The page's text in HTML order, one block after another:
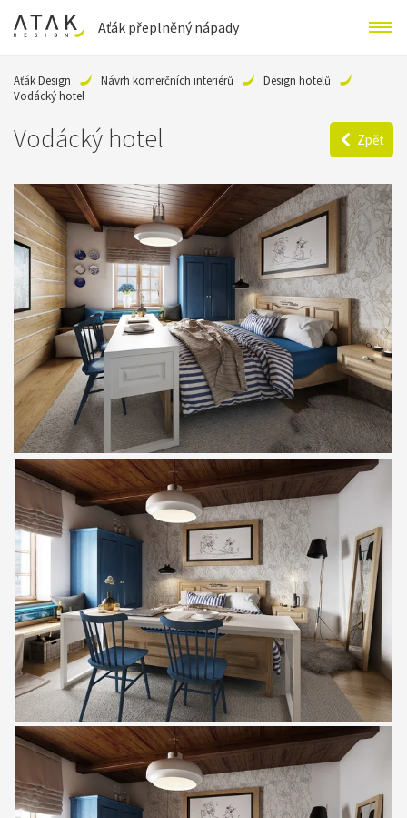
Aťák přeplněný nápady
Aťák Design Návrh komerčních interiérů
Design hotelů
Vodácký hotel
Vodácký hotel Zpět